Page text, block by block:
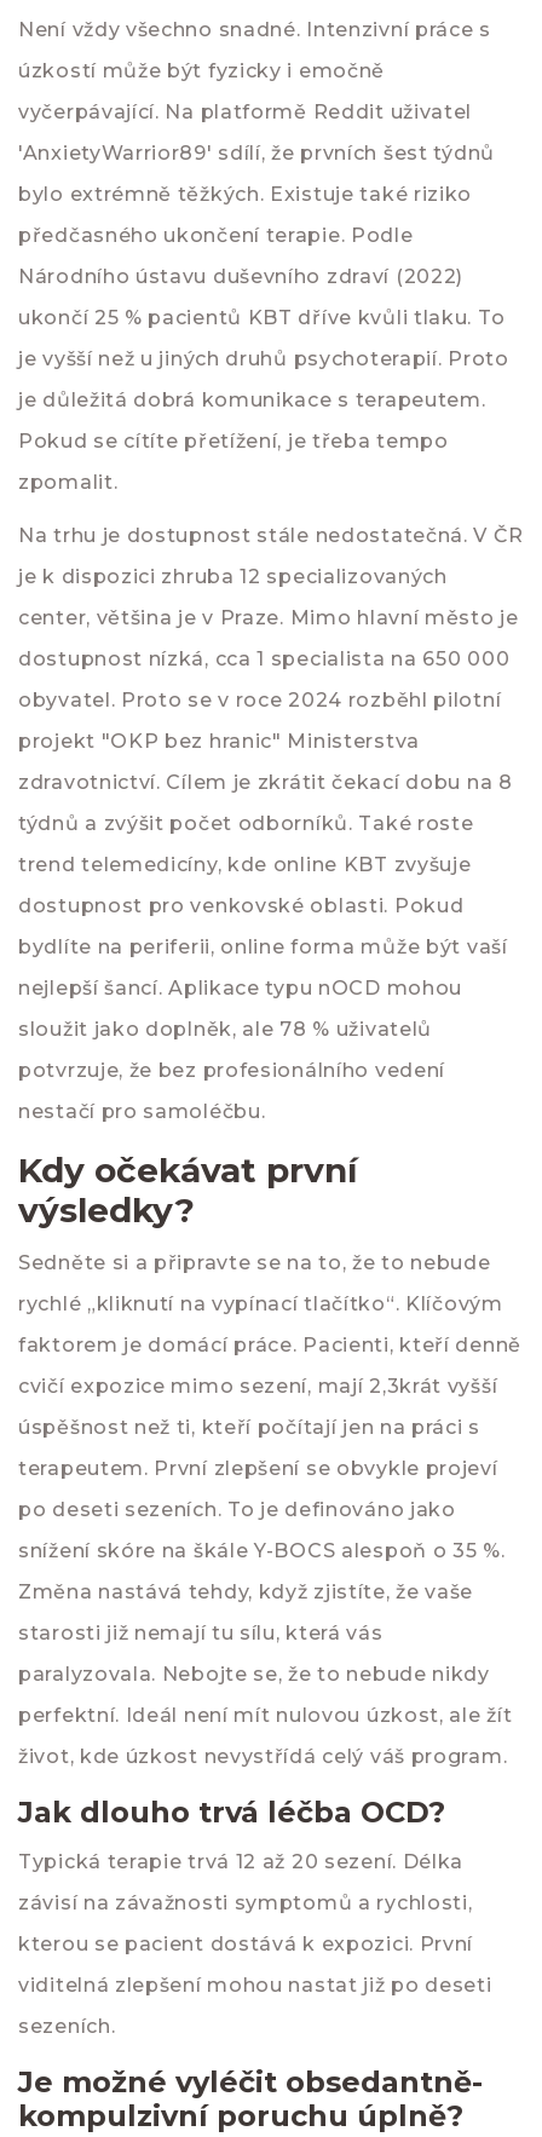
Není vždy všechno snadné. Intenzivní práce s
úzkostí může být fyzicky i emočně
vyčerpávající. Na platformě Reddit uživatel
'AnxietyWarrior89' sdílí, že prvních šest týdnů
bylo extrémně těžkých. Existuje také riziko
předčasného ukončení terapie. Podle
Národního ústavu duševního zdraví (2022)
ukončí 25 % pacientů KBT dříve kvůli tlaku. To
je vyšší než u jiných druhů psychoterapií. Proto
je důležitá dobrá komunikace s terapeutem.
Pokud se cítíte přetížení, je třeba tempo
zpomalit.
Na trhu je dostupnost stále nedostatečná. V ČR
je k dispozici zhruba 12 specializovaných
center, většina je v Praze. Mimo hlavní město je
dostupnost nízká, cca 1 specialista na 650 000
obyvatel. Proto se v roce 2024 rozběhl pilotní
projekt "OKP bez hranic" Ministerstva
zdravotnictví. Cílem je zkrátit čekací dobu na 8
týdnů a zvýšit počet odborníků. Také roste
trend telemedicíny, kde online KBT zvyšuje
dostupnost pro venkovské oblasti. Pokud
bydlíte na periferii, online forma může být vaší
nejlepší šancí. Aplikace typu nOCD mohou
sloužit jako doplněk, ale 78 % uživatelů
potvrzuje, že bez profesionálního vedení
nestačí pro samoléčbu.
Kdy očekávat první
výsledky?
Sedněte si a připravte se na to, že to nebude
rychlé „kliknutí na vypínací tlačítko“. Klíčovým
faktorem je domácí práce. Pacienti, kteří denně
cvičí expozice mimo sezení, mají 2,3krát vyšší
úspěšnost než ti, kteří počítají jen na práci s
terapeutem. První zlepšení se obvykle projeví
po deseti sezeních. To je definováno jako
snížení skóre na škále Y-BOCS alespoň o 35 %.
Změna nastává tehdy, když zjistíte, že vaše
starosti již nemají tu sílu, která vás
paralyzovala. Nebojte se, že to nebude nikdy
perfektní. Ideál není mít nulovou úzkost, ale žít
život, kde úzkost nevystřídá celý váš program.
Jak dlouho trvá léčba OCD?
Typická terapie trvá 12 až 20 sezení. Délka
závisí na závažnosti symptomů a rychlosti,
kterou se pacient dostává k expozici. První
viditelná zlepšení mohou nastat již po deseti
sezeních.
Je možné vyléčit obsedantně-
kompulzivní poruchu úplně?